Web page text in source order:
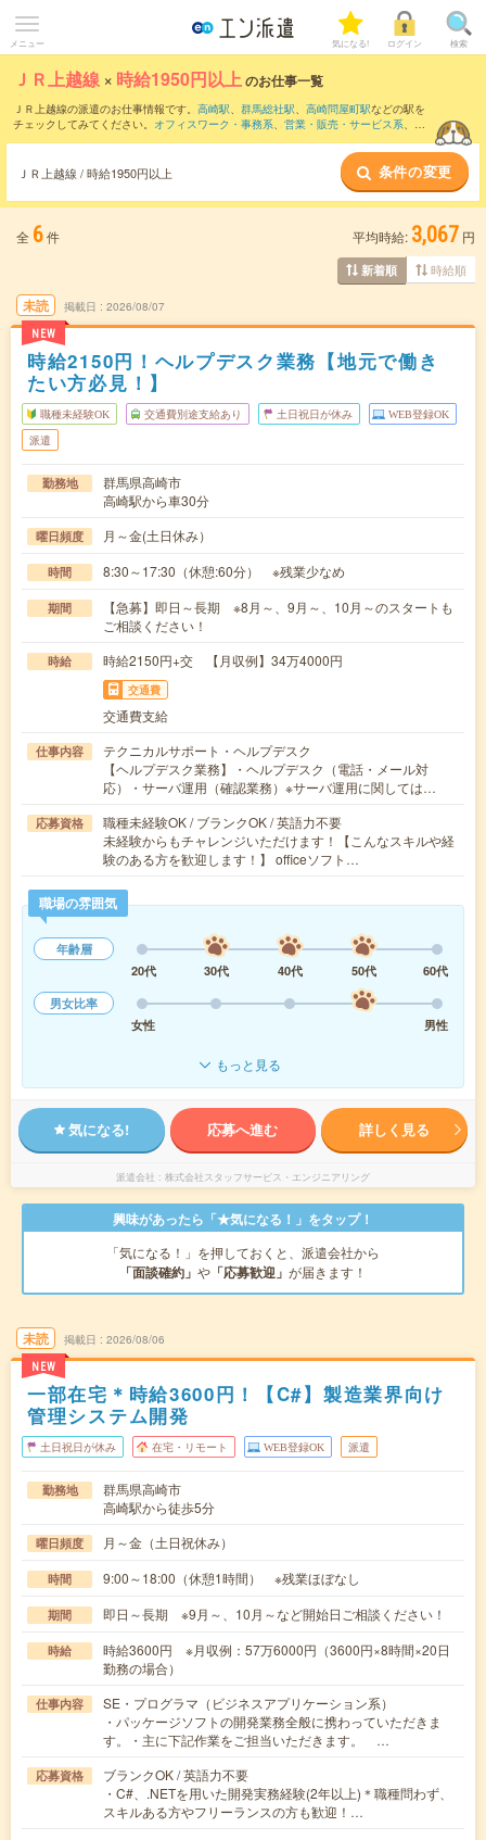
メニュー 気になる! ログイン 検索
ＪＲ上越線 × 時給1950円以上のお仕事一覧
ＪＲ上越線の派遣のお仕事情報です。 高崎駅、 群馬総社駅、 高崎問屋町駅などの駅を
チェックしてみてください。 オフィスワーク・事務系、 営業・販売・サービス系、 ク
ＪＲ上越線 / 時給1950円以上 条件の変更
全 6件 平均時給: 3,067 円
新着順 時給順
未読
NEW
掲載日 2026/08/07
時給2150円！ヘルプデスク業務【地元で働き
たい方必見！】
職種未経験OK 交通費別途支給あり 土日祝日が休み WEB登録OK
派遣
勤務地
群馬県高崎市
高崎駅から車30分
曜日頻度 月～金(土日休み）
時間 8:30～17:30（休憩:60分） ※残業少なめ
期間
【急募】即日～長期 ※8月～、9月～、10月～のスタートも
ご相談ください！
時給 時給2150円+交 【月収例】34万4000円
交通費
交通費支給
仕事内容
テクニカルサポート・ヘルプデスク
【ヘルプデスク業務】・ヘルプデスク（電話・メール対
応）・サーバ運用（確認業務）※サーバ運用に関しては…
応募資格
職種未経験OK / ブランクOK / 英語力不要
未経験からもチャレンジいただけます！【こんなスキルや経
験のある方を歓迎します！】 officeソフト…
職場の雰囲気
年齢層
20代
30代 40代 50代
60代
男女比率
女性
男性
もっと見る
気になる! 応募へ進む 詳しく見る
派遣会社 株式会社スタッフサービス・エンジニアリング
興味があったら「★気になる！」をタップ！
「気になる！」を押しておくと、派遣会社から
「面談確約」 や 「応募歓迎」 が届きます！
未読
NEW
掲載日 2026/08/06
一部在宅＊時給3600円！【C#】製造業界向け
管理システム開発
土日祝日が休み 在宅・リモート WEB登録OK 派遣
勤務地
群馬県高崎市
高崎駅から徒歩5分
曜日頻度 月～金（土日祝休み）
時間 9:00～18:00（休憩1時間） ※残業ほぼなし
期間 即日～長期 ※9月～、10月～など開始日ご相談ください！
時給
時給3600円 ※月収例：57万6000円（3600円×8時間×20日
勤務の場合）
仕事内容
SE・プログラマ（ビジネスアプリケーション系）
・パッケージソフトの開発業務全般に携わっていただきま
す。・主に下記作業をご担当いただきます。 …
応募資格
ブランクOK / 英語力不要
・C#、.NETを用いた開発実務経験(2年以上)＊職種問わず、
スキルある方やフリーランスの方も歓迎！…